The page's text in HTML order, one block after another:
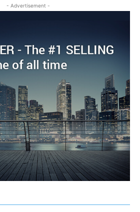
- Advertisement -